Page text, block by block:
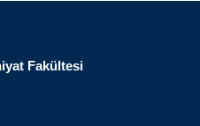
Fakültesi